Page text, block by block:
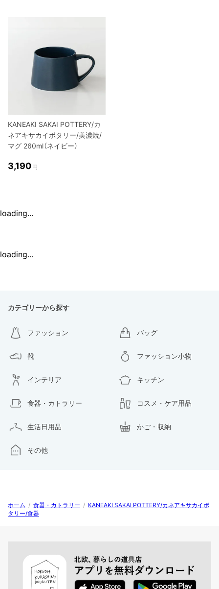
KANEAKI SAKAI POTTERY/カ
ネアキサカイポタリー/美濃焼/
マグ 260ml（ネイビー）
3,190 円
loading...
loading...
カテゴリーから探す
ファッション バッグ
靴 ファッション小物
インテリア キッチン
食器・カトラリー コスメ・ケア用品
生活日用品 かご・収納
その他
ホーム / 食器・カトラリー / KANEAKI SAKAI POTTERY/カネアキサカイポ
タリー/食器